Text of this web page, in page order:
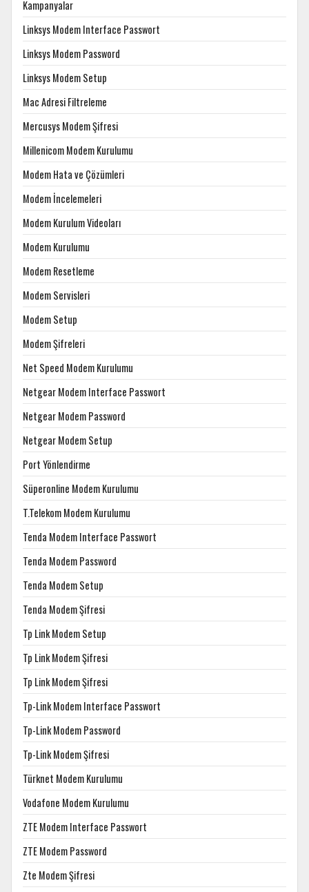
Kampanyalar
Linksys Modem Interface Passwort
Linksys Modem Password
Linksys Modem Setup
Mac Adresi Filtreleme
Mercusys Modem Şifresi
Millenicom Modem Kurulumu
Modem Hata ve Çözümleri
Modem İncelemeleri
Modem Kurulum Videoları
Modem Kurulumu
Modem Resetleme
Modem Servisleri
Modem Setup
Modem Şifreleri
Net Speed Modem Kurulumu
Netgear Modem Interface Passwort
Netgear Modem Password
Netgear Modem Setup
Port Yönlendirme
Süperonline Modem Kurulumu
T.Telekom Modem Kurulumu
Tenda Modem Interface Passwort
Tenda Modem Password
Tenda Modem Setup
Tenda Modem Şifresi
Tp Link Modem Setup
Tp Link Modem Şifresi
Tp Link Modem Şifresi
Tp-Link Modem Interface Passwort
Tp-Link Modem Password
Tp-Link Modem Şifresi
Türknet Modem Kurulumu
Vodafone Modem Kurulumu
ZTE Modem Interface Passwort
ZTE Modem Password
Zte Modem Şifresi